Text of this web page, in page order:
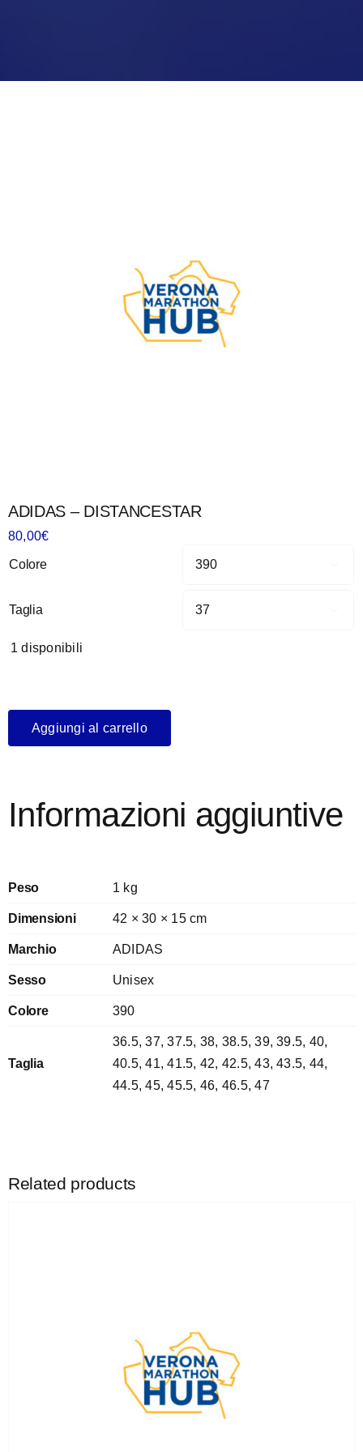
ADIDAS – DISTANCESTAR
80,00€
Colore
Taglia
1 disponibili
Aggiungi al carrello
Informazioni aggiuntive
Peso 1 kg
Dimensioni 42 × 30 × 15 cm
Marchio ADIDAS
Sesso Unisex
Colore 390
Taglia
36.5,37,37.5, 38, 38.5,39,39.5, 40,
40.5,41,41.5, 42, 42.5,43,43.5, 44,
44.5,45,45.5, 46, 46.5,47
Related products